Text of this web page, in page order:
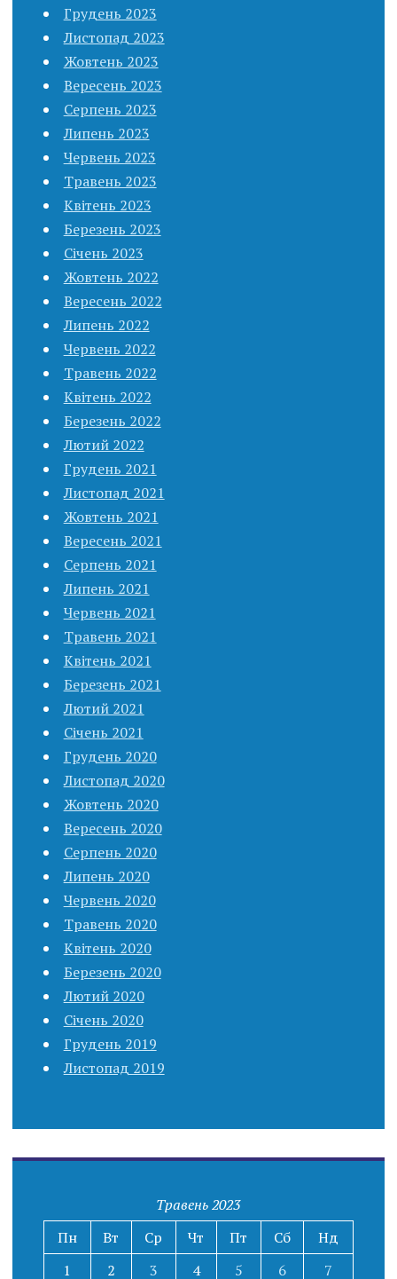
Грудень 2023
Листопад 2023
Жовтень 2023
Вересень 2023
Серпень 2023
Липень 2023
Червень 2023
Травень 2023
Квітень 2023
Березень 2023
Січень 2023
Жовтень 2022
Вересень 2022
Липень 2022
Червень 2022
Травень 2022
Квітень 2022
Березень 2022
Лютий 2022
Грудень 2021
Листопад 2021
Жовтень 2021
Вересень 2021
Серпень 2021
Липень 2021
Червень 2021
Травень 2021
Квітень 2021
Березень 2021
Лютий 2021
Січень 2021
Грудень 2020
Листопад 2020
Жовтень 2020
Вересень 2020
Серпень 2020
Липень 2020
Червень 2020
Травень 2020
Квітень 2020
Березень 2020
Лютий 2020
Січень 2020
Грудень 2019
Листопад 2019
Травень 2023
Пн
Вт Ср Чт Пт Сб
Нд
1
2 3 4 5 6 7